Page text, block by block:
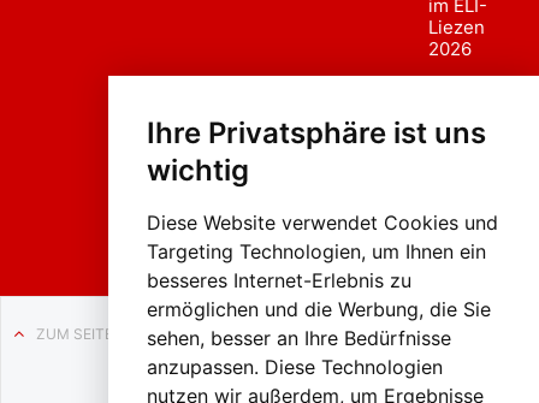
Ihre Privatsphäre ist uns
wichtig
Diese Website verwendet Cookies und
Targeting Technologien, um Ihnen ein
besseres Internet-Erlebnis zu
ermöglichen und die Werbung, die Sie
sehen, besser an Ihre Bedürfnisse
anzupassen. Diese Technologien
nutzen wir außerdem, um Ergebnisse
im ELI-
Liezen
2026
sumzug
Liezen
ZUM SEITENANFANG
Auf BLO24.at werben?